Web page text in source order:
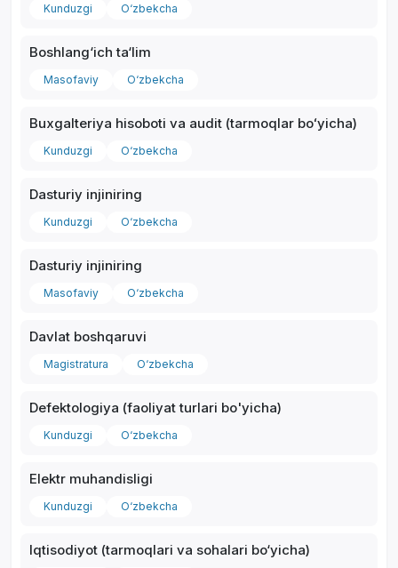
Kunduzgi O‘zbekcha
Boshlang‘ich ta‘lim
Masofaviy O‘zbekcha
Buxgalteriya hisoboti va audit (tarmoqlar boʻyicha)
Kunduzgi O‘zbekcha
Dasturiy injiniring
Kunduzgi O‘zbekcha
Dasturiy injiniring
Masofaviy O‘zbekcha
Davlat boshqaruvi
Magistratura O‘zbekcha
Defektologiya (faoliyat turlari bo'yicha)
Kunduzgi O‘zbekcha
Elektr muhandisligi
Kunduzgi O‘zbekcha
Iqtisodiyot (tarmoqlari va sohalari bo‘yicha)